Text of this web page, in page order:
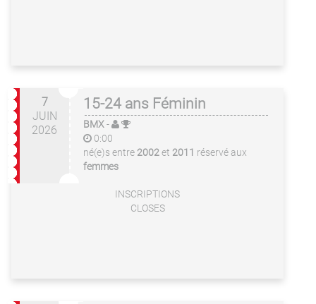
7
JUIN
2026
15-24 ans Féminin
BMX-
0:00
né(e)s entre 2002et 2011 réservé aux
femmes
INSCRIPTIONS
CLOSES